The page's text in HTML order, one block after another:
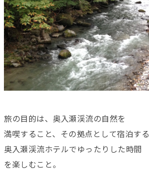
旅の目的は、奥入瀬渓流の自然を
満喫すること、その拠点として宿泊する
奥入瀬渓流ホテルでゆったりした時間
を楽しむこと。